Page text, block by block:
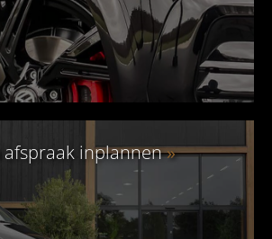
afspraak inplannen»